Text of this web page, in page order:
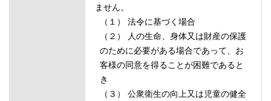
ません。
（１） 法令に基づく場合
（２） 人の生命、身体又は財産の保護
のために必要がある場合であって、お
客様の同意を得ることが困難であると
き
（３） 公衆衛生の向上又は児童の健全